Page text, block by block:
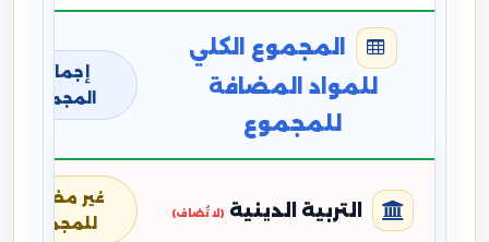
المجموع الكلي
للمواد المضافة
للمجموع
إجمالي
المجموع
التربية الدينية (لا تُضاف)
غير مضافة
للمجموع